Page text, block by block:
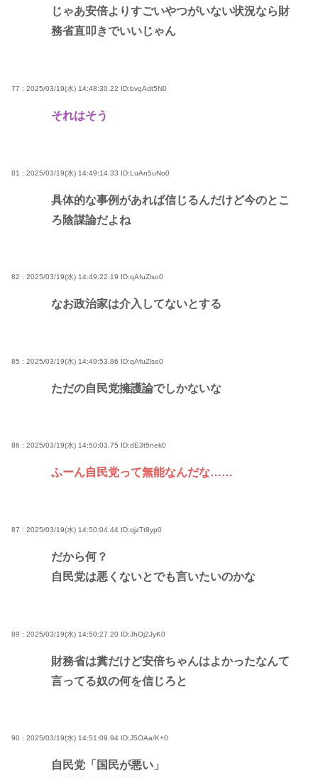
じゃあ安倍よりすごいやつがいない状況なら財
務省直叩きでいいじゃん
77 : 2025/03/19(水) 14:48:30.22 ID:bvqAdt5N0
それはそう
81 : 2025/03/19(水) 14:49:14.33 ID:LuAn5uNo0
具体的な事例があれば信じるんだけど今のとこ
ろ陰謀論だよね
82 : 2025/03/19(水) 14:49:22.19 ID:qAfuZlso0
なお政治家は介入してないとする
85 : 2025/03/19(水) 14:49:53.86 ID:qAfuZlso0
ただの自民党擁護論でしかないな
86 : 2025/03/19(水) 14:50:03.75 ID:dE3t5nek0
ふーん自民党って無能なんだな……
87 : 2025/03/19(水) 14:50:04.44 ID:qjzTt8yp0
だから何？
自民党は悪くないとでも言いたいのかな
89 : 2025/03/19(水) 14:50:27.20 ID:JhOj2JyK0
財務省は糞だけど安倍ちゃんはよかったなんて
言ってる奴の何を信じろと
90 : 2025/03/19(水) 14:51:09.94 ID:J5OAa/K+0
自民党「国民が悪い」